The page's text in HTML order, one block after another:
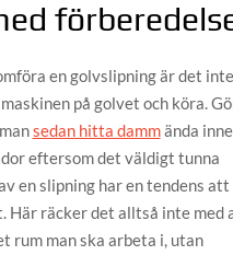
en golvslipning är det inte
på golvet och köra.
sedan hitta dammända
eftersom det väldigt tunna
en slipning har en tendens att
Här räcker det alltså inte med
rum man ska arbeta i, utan